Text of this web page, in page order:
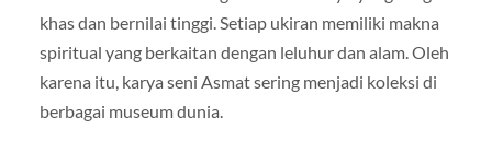
khas dan bernilai tinggi. Setiap ukiran memiliki makna
spiritual yang berkaitan dengan leluhur dan alam. Oleh
karena itu, karya seni Asmat sering menjadi koleksi di
berbagai museum dunia.